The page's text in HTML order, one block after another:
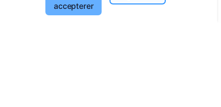
Begivenheder
accepterer